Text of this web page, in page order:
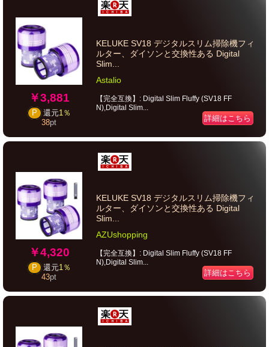
￥3,881
P 還元1％
38pt
KELUKE SV18 デジタルスリム掃除機フィ
ルター、ダイソンと交換性ある Digital
Slim...
Astalio
【完全互換】: Digital Slim Fluffy (SV18 FF
N),Digital Slim...
詳細はこちら
￥4,320
P 還元1％
43pt
KELUKE SV18 デジタルスリム掃除機フィ
ルター、ダイソンと交換性ある Digital
Slim...
AZUshopping
【完全互換】: Digital Slim Fluffy (SV18 FF
N),Digital Slim...
詳細はこちら